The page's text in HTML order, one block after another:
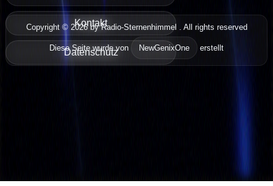
Kontakt
Datenschutz
Copyright © 2026 by Radio-Sternenhimmel . All rights reserved
Diese Seite wurde von NewGenixOne erstellt